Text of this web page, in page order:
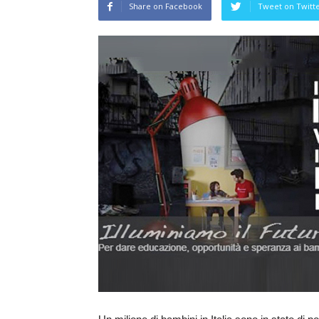
Share on Facebook Tweet on